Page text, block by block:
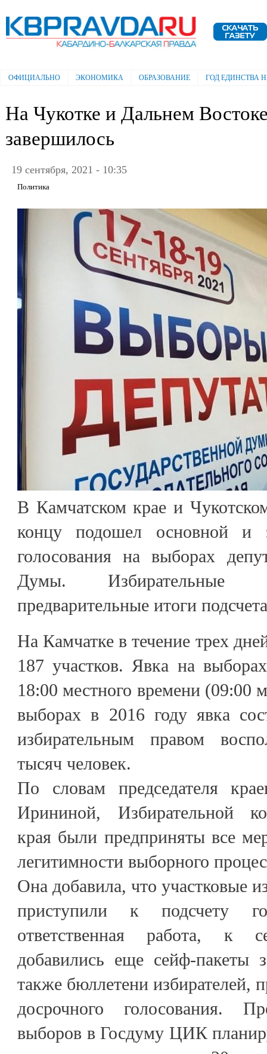
Электронная газета "Кабардино-
Балкарская правда"
Главное меню
ОФИЦИАЛЬНО ЭКОНОМИКА ОБРАЗОВАНИЕ ГОД ЕДИНСТВА
На Чукотке и Дальнем
завершилось
19 сентября, 2021 - 10:35
Политика
В Камчатском крае и
концу подошел основной и
голосования на выборах
Думы. Избирательные
предварительные итоги
На Камчатке в течение трех
187 участков. Явка на
18:00 местного времени (09:00
выборах в 2016 году явка
избирательным правом
тысяч человек.
По словам председателя
Ирининой, Избирательной
края были предприняты все
легитимности выборного
Она добавила, что участковые
приступили к подсчету
ответственная работа, к
добавились еще сейф-
также бюллетени избирателей,
досрочного голосования.
выборов в Госдуму ЦИК